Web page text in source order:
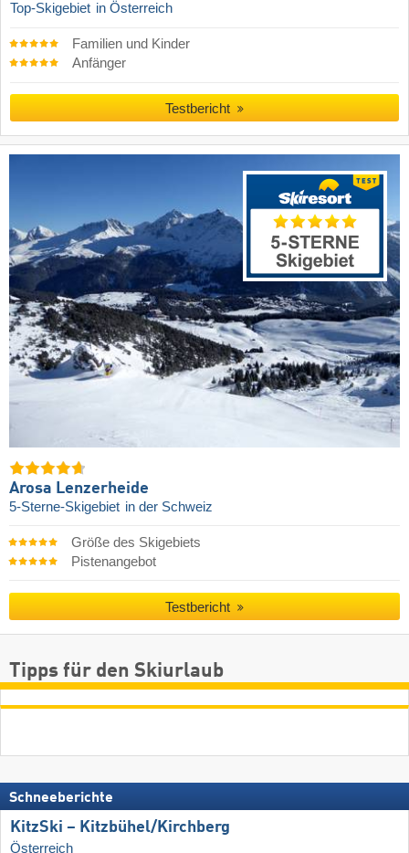
Top-Skigebiet in Österreich
Familien und Kinder
Anfänger
Testbericht
Arosa Lenzerheide
5-Sterne-Skigebiet in der Schweiz
Größe des Skigebiets
Pistenangebot
Testbericht
Tipps für den Skiurlaub
Schneeberichte
KitzSki – Kitzbühel/​Kirchberg
Österreich